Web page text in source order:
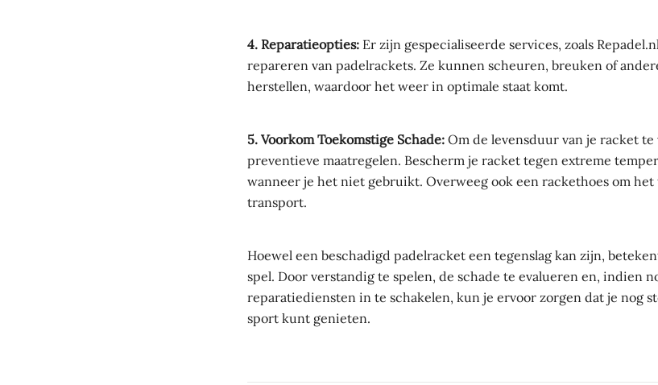
4. Reparatieopties: Er zijn gespecialiseerde services, zoals
repareren van padelrackets. Ze kunnen scheuren, breuken of
herstellen, waardoor het weer in optimale staat komt.
5. Voorkom Toekomstige Schade: Om de levensduur van je racket
preventieve maatregelen. Bescherm je racket tegen extreme
wanneer je het niet gebruikt. Overweeg ook een rackethoes om
transport.
Hoewel een beschadigd padelracket een tegenslag kan zijn,
spel. Door verstandig te spelen, de schade te evalueren en, indien
reparatiediensten in te schakelen, kun je ervoor zorgen dat je nog
sport kunt genieten.